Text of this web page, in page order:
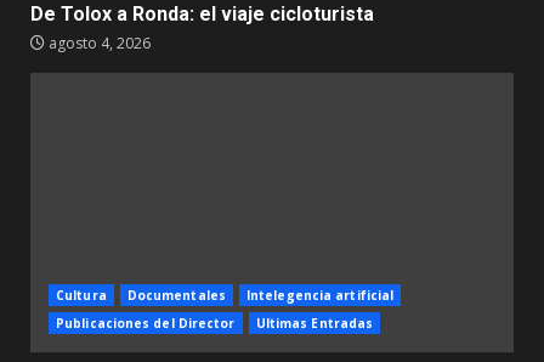
De Tolox a Ronda: el viaje cicloturista
agosto 4, 2026
Cultura Documentales
Intelegencia artificial
Publicaciones del Director
Ultimas Entradas